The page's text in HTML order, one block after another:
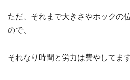
ただ、それまで大きさやホックの
ので、
それなり時間と労力は費やしてます